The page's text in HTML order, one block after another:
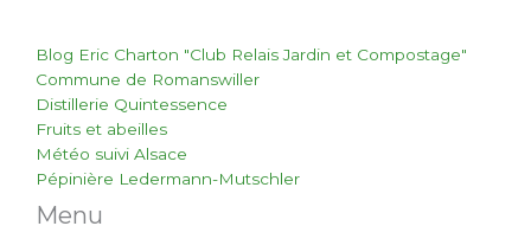
Blog Eric Charton "Club Relais Jardin et Compostage"
Commune de Romanswiller
Distillerie Quintessence
Fruits et abeilles
Météo suivi Alsace
Pépinière Ledermann-Mutschler
Menu